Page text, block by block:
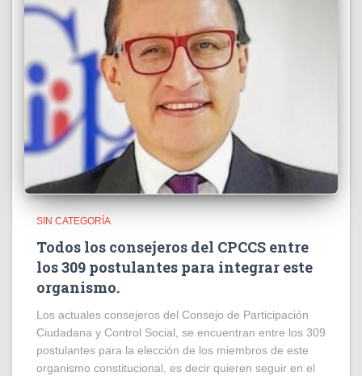
SIN CATEGORÍA
Todos los consejeros del CPCCS entre
los 309 postulantes para integrar este
organismo.
Los actuales consejeros del Consejo de Participación
Ciudadana y Control Social, se encuentran entre los 309
postulantes para la elección de los miembros de este
organismo constitucional, es decir quieren seguir en el